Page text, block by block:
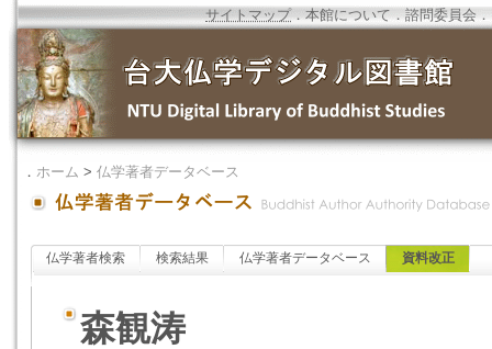
サイトマップ．本館について ．諮問委員会 ．
． ホーム > 仏学著者データベース
仏学著者検索 検索結果 仏学著者データベース 資料改正
森観涛